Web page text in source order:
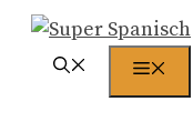
Zum
Inhalt